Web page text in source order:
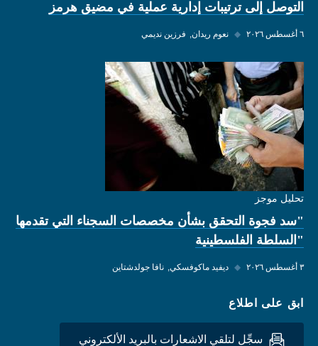
التوصل إلى ترتيبات إدارية عملية في مضيق هرمز
٦ أغسطس ٢٠٢٦ ◆ نعوم ريدان فرزين نديمي
تحليل موجز
"سد فجوة التحقق بشأن مخصصات السجناء التي تقدمها
"السلطة الفلسطينية
٣ أغسطس ٢٠٢٦ ◆ ديفيد ماكوفسكي نافا جولدشتاين
ابق على اطلاع
سجِّل لتلقي الاشعارات بالبريد الألكتروني